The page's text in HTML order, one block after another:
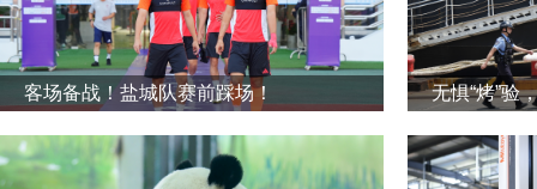
客场备战！盐城队赛前踩场！ 无惧“烤”验